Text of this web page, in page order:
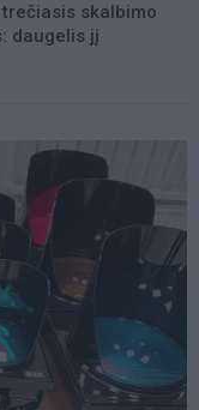
skalbimo
daugelis jį